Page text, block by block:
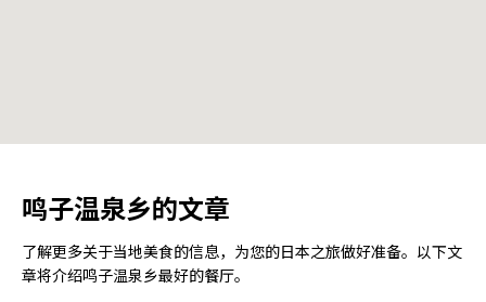
鸣子温泉乡的文章
了解更多关于当地美食的信息，为您的日本之旅做好准备。以下文
章将介绍鸣子温泉乡最好的餐厅。